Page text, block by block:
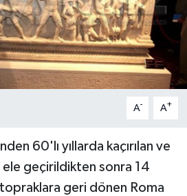
A- A+
60'lı yıllarda kaçırılan ve
geçirildikten sonra 14
geri dönen Roma